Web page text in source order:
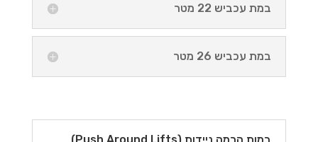
במת עכביש 22 מטר
במת עכביש 26 מטר
במות הרמה ניידות (Push Around Lifts)